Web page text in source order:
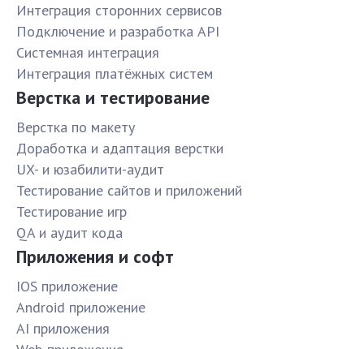
Интеграция сторонних сервисов
Подключение и разработка API
Системная интеграция
Интеграция платёжных систем
Верстка и тестирование
Верстка по макету
Доработка и адаптация верстки
UX- и юзабилити-аудит
Тестирование сайтов и приложений
Тестирование игр
QA и аудит кода
Приложения и софт
IOS приложение
Android приложение
AI приложения